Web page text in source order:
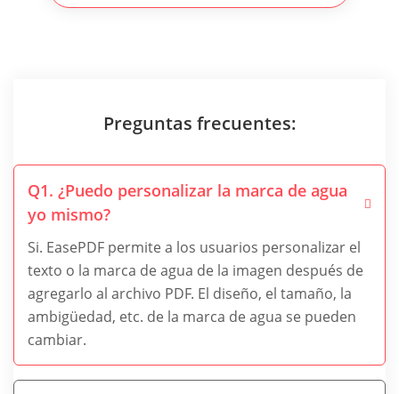
Preguntas frecuentes:
Q1. ¿Puedo personalizar la marca de agua
yo mismo?
Si. EasePDF permite a los usuarios personalizar el
texto o la marca de agua de la imagen después de
agregarlo al archivo PDF. El diseño, el tamaño, la
ambigüedad, etc. de la marca de agua se pueden
cambiar.